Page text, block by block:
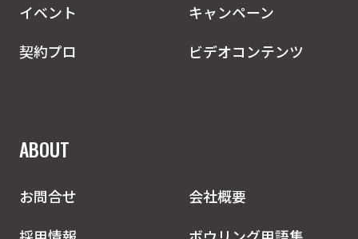
イベント
キャンペーン
契約プロ
ビデオコンテンツ
ABOUT
お問合せ
会社概要